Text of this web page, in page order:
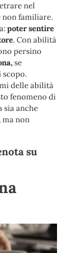
nel
non familiare.
poter sentire
. Con abilità
persino
se
scopo.
delle abilità
fenomeno di
sia anche
ma non
su